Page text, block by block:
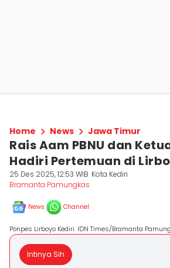
Home News Jawa Timur
Rais Aam PBNU dan
Hadiri Pertemuan di
25 Des 2025, 12:53 WIB Kota Kediri
Bramanta Pamungkas
News Channel
Ponpes Lirboyo Kediri. IDN Times/Bramanta
Intinya Sih